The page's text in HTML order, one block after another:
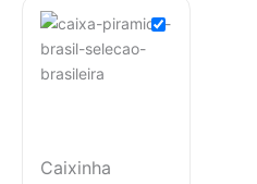
Caixinha